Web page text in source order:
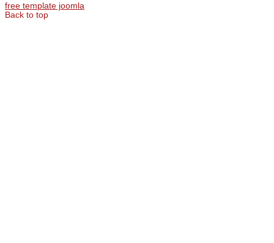
free template joomla
Back to top